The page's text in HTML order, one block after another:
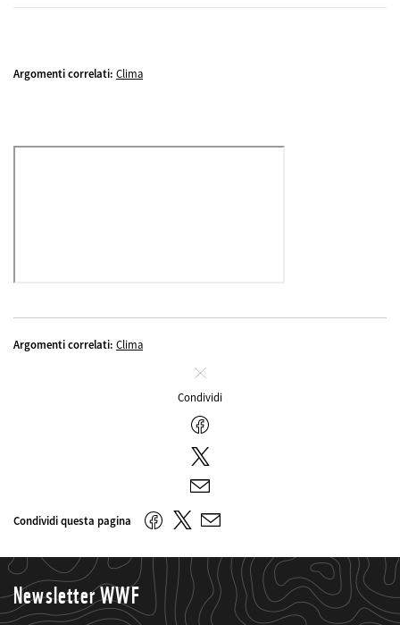
Argomenti correlati: Clima
Argomenti correlati: Clima
Chiudi
Condividi
Facebook
Twitter
E-
mail
Condividi questa pagina FacebookTwitter
E-
Newsletter WWF